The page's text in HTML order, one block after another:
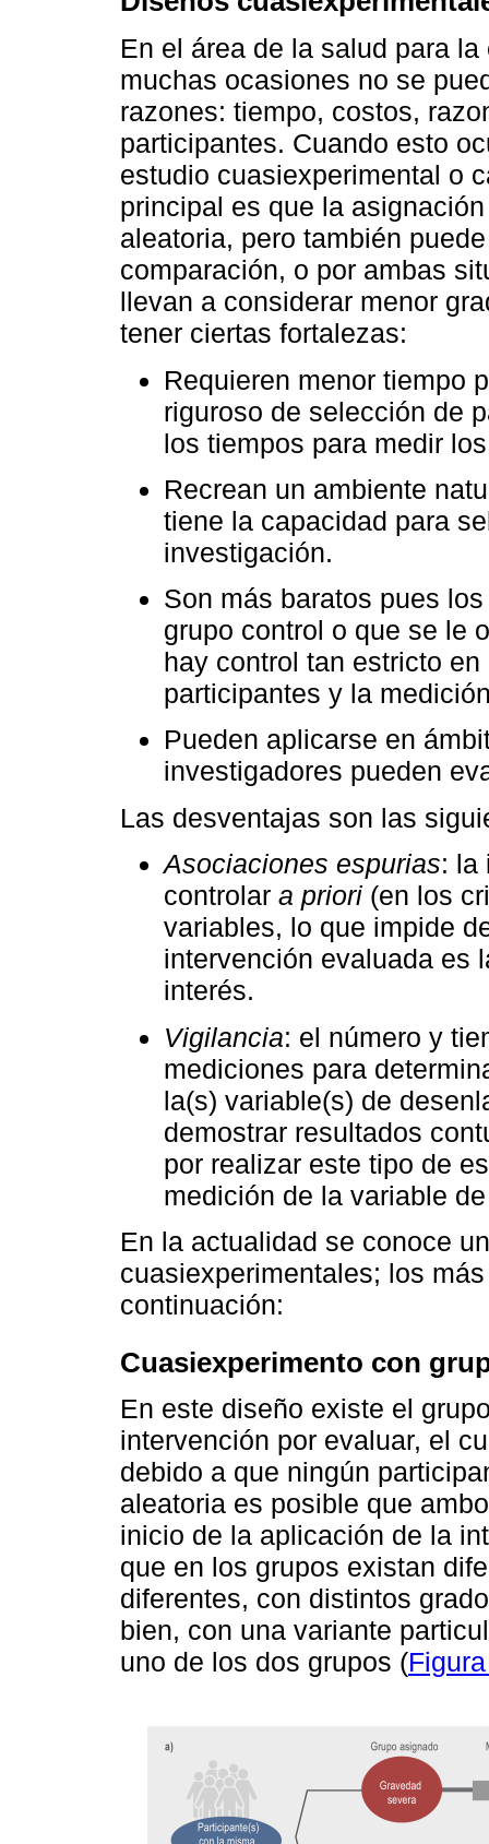
En el área de la salud para
muchas ocasiones no se
razones: tiempo, costos,
participantes. Cuando esto
estudio cuasiexperimental o
principal es que la
aleatoria, pero también
comparación, o por ambas
llevan a considerar menor
tener ciertas fortalezas:
Requieren menor tiempo
riguroso de selección de
los tiempos para medir
Recrean un ambiente
tiene la capacidad para
investigación.
Son más baratos pues
grupo control o que se le
hay control tan estricto
participantes y la
Pueden aplicarse en
investigadores pueden
Las desventajas son las
Asociaciones espurias: la
controlar a priori (en los
variables, lo que impide
intervención evaluada es
interés.
Vigilancia: el número y
mediciones para
la(s) variable(s) de
demostrar resultados
por realizar este tipo de
medición de la variable
En la actualidad se conoce
cuasiexperimentales; los
continuación:
Cuasiexperimento con
En este diseño existe el
intervención por evaluar, el
debido a que ningún
aleatoria es posible que
inicio de la aplicación de la
que en los grupos existan
diferentes, con distintos
bien, con una variante
uno de los dos grupos (